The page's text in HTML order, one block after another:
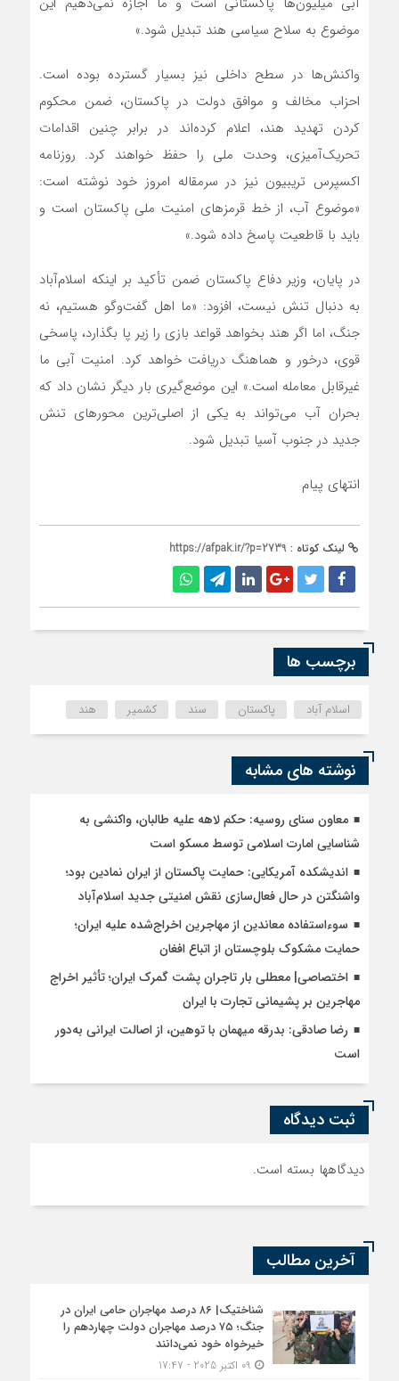
موضوع به سلاح سیاسی هند تبدیل شود.»
واکنش‌ها در سطح داخلی نیز بسیار گسترده بوده است.
احزاب مخالف و موافق دولت در پاکستان، ضمن محکوم
کردن تهدید هند، اعلام کرده‌اند در برابر چنین اقدامات
تحریک‌آمیزی، وحدت ملی را حفظ خواهند کرد. روزنامه
اکسپرس تریبیون نیز در سرمقاله امروز خود نوشته است:
«موضوع آب، از خط قرمزهای امنیت ملی پاکستان است و
باید با قاطعیت پاسخ داده شود.»
در پایان، وزیر دفاع پاکستان ضمن تأکید بر اینکه اسلام‌آباد
به دنبال تنش نیست، افزود: «ما اهل گفت‌وگو هستیم، نه
جنگ، اما اگر هند بخواهد قواعد بازی را زیر پا بگذارد، پاسخی
قوی، درخور و هماهنگ دریافت خواهد کرد. امنیت آبی ما
غیرقابل معامله است.» این موضع‌گیری بار دیگر نشان داد که
بحران آب می‌تواند به یکی از اصلی‌ترین محورهای تنش
جدید در جنوب آسیا تبدیل شود.
انتهای پیام
لینک کوتاه : https://afpak.ir/?p=2739
برچسب ها
اسلام آباد پاکستان سند کشمیر هند
نوشته های مشابه
معاون سنای روسیه: حکم لاهه علیه طالبان، واکنشی به
شناسایی امارت اسلامی توسط مسکو است
اندیشکده آمریکایی: حمایت پاکستان از ایران نمادین بود؛
واشنگتن در حال فعال‌سازی نقش امنیتی جدید اسلام‌آباد
سوءاستفاده معاندین از مهاجرین اخراج‌شده علیه ایران؛
حمایت مشکوک بلوچستان از اتباع افغان
اختصاصی| معطلی بار تاجران پشت گمرک ایران؛ تأثیر اخراج
مهاجرین بر پشیمانی تجارت با ایران
رضا صادقی: بدرقه میهمان با توهین، از اصالت ایرانی به‌دور
است
ثبت دیدگاه
دیدگاهها بسته است.
آخرین مطالب
شناختیک| ۸۶ درصد مهاجران حامی ایران در
جنگ؛ ۷۵ درصد مهاجران دولت چهاردهم را
خیرخواه خود نمی‌دانند